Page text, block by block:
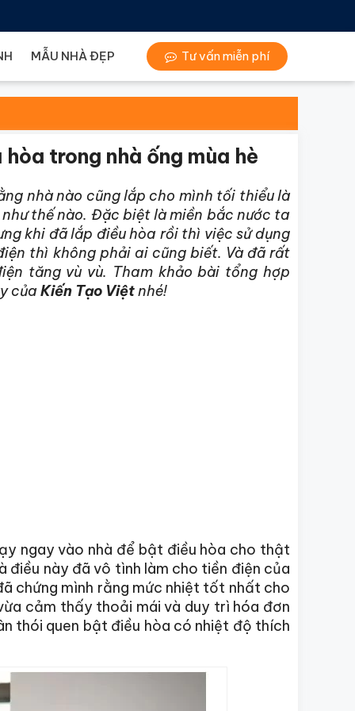
MẪU NHÀ ĐẸP Tư vấn miễn phí
trong nhà ống mùa hè
nhà nào cũng lắp cho mình tối thiểu là
thế nào. Đặc biệt là miền bắc nước ta
khi đã lắp điều hòa rồi thì việc sử dụng
thì không phải ai cũng biết. Và đã rất
tăng vù vù. Tham khảo bài tổng hợp
củaKiến Tạo Việtnhé!
ngay vào nhà để bật điều hòa cho thật
điều này đã vô tình làm cho tiền điện của
chứng mình rằng mức nhiệt tốt nhất cho
cảm thấy thoải mái và duy trì hóa đơn
thói quen bật điều hòa có nhiệt độ thích